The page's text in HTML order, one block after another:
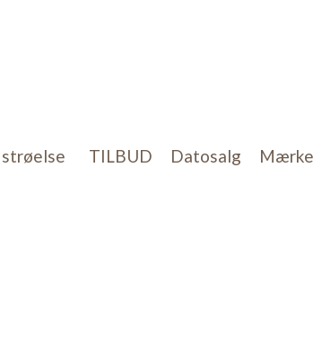
TILBUD Datosalg